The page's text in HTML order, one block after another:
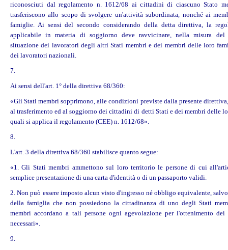
riconosciuti dal regolamento n. 1612/68 ai cittadini di ciascuno Stato
trasferiscono allo scopo di svolgere un'attività subordinata, nonché ai
famiglie. Ai sensi del secondo considerando della detta direttiva, la
applicabile in materia di soggiorno deve ravvicinare, nella misura del
situazione dei lavoratori degli altri Stati membri e dei membri delle loro
dei lavoratori nazionali.
7.
Ai sensi dell'art. 1° della direttiva 68/360:
«Gli Stati membri sopprimono, alle condizioni previste dalla presente
al trasferimento ed al soggiorno dei cittadini di detti Stati e dei membri delle
quali si applica il regolamento (CEE) n. 1612/68».
8.
L'art. 3 della direttiva 68/360 stabilisce quanto segue:
«1. Gli Stati membri ammettono sul loro territorio le persone di cui
semplice presentazione di una carta d'identità o di un passaporto validi.
2. Non può essere imposto alcun visto d'ingresso né obbligo equivalente,
della famiglia che non possiedono la cittadinanza di uno degli Stati
membri accordano a tali persone ogni agevolazione per l'ottenimento dei
necessari».
9.